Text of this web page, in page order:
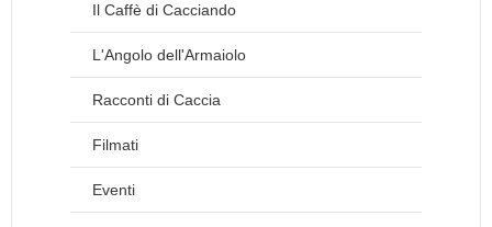
Il Caffè di Cacciando
L'Angolo dell'Armaiolo
Racconti di Caccia
Filmati
Eventi